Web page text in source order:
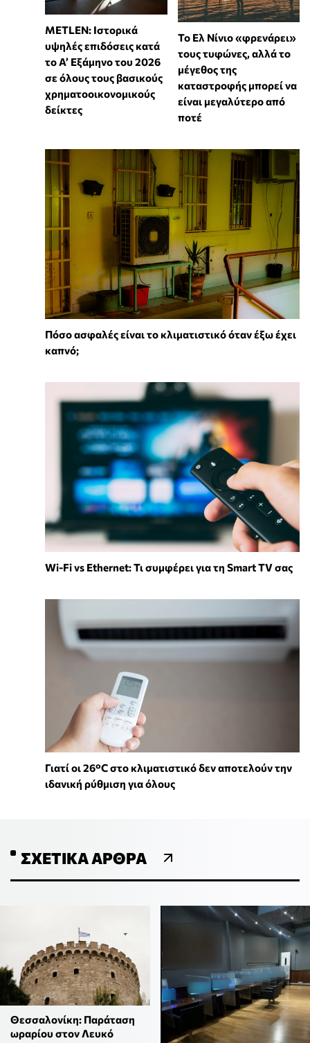
METLEN: Ιστορικά
υψηλές επιδόσεις κατά
το Α’ Εξάμηνο του 2026
σε όλους τους βασικούς
χρηματοοικονομικούς
δείκτες
Το Ελ Νίνιο «φρενάρει»
τους τυφώνες, αλλά το
μέγεθος της
καταστροφής μπορεί να
είναι μεγαλύτερο από
ποτέ
Πόσο ασφαλές είναι το κλιματιστικό όταν έξω έχει
καπνό;
Wi-Fi vs Ethernet: Τι συμφέρει για τη Smart TV σας
Γιατί οι 26°C στο κλιματιστικό δεν αποτελούν την
ιδανική ρύθμιση για όλους
ΣΧΕΤΙΚΆ ΆΡΘΡΑ
Θεσσαλονίκη: Παράταση
ωραρίου στον Λευκό